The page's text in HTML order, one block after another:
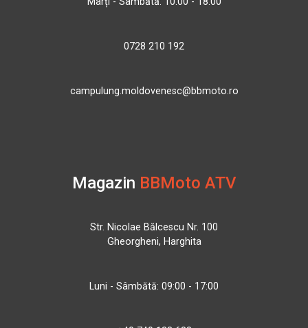
0728 210 192
campulung.moldovenesc@bbmoto.ro
Magazin BBMoto ATV
Str. Nicolae Bălcescu Nr. 100
Gheorgheni, Harghita
Luni - Sâmbătă: 09:00 - 17:00